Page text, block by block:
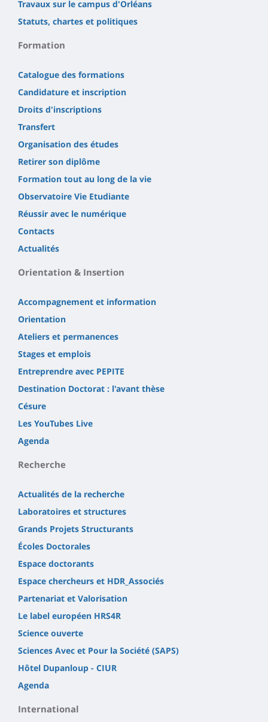
Travaux sur le campus d'Orléans
Statuts, chartes et politiques
Formation
Catalogue des formations
Candidature et inscription
Droits d'inscriptions
Transfert
Organisation des études
Retirer son diplôme
Formation tout au long de la vie
Observatoire Vie Etudiante
Réussir avec le numérique
Contacts
Actualités
Orientation & Insertion
Accompagnement et information
Orientation
Ateliers et permanences
Stages et emplois
Entreprendre avec PEPITE
Destination Doctorat : l'avant thèse
Césure
Les YouTubes Live
Agenda
Recherche
Actualités de la recherche
Laboratoires et structures
Grands Projets Structurants
Écoles Doctorales
Espace doctorants
Espace chercheurs et HDR_Associés
Partenariat et Valorisation
Le label européen HRS4R
Science ouverte
Sciences Avec et Pour la Société (SAPS)
Hôtel Dupanloup - CIUR
Agenda
International